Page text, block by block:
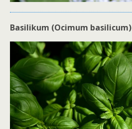
Basilikum (Ocimum basilicum)